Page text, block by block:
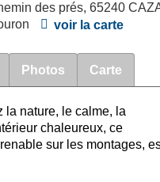
des prés, 65240
voir la carte
Photos Carte
la nature, le calme, la
chaleureux, ce
sur les montages,